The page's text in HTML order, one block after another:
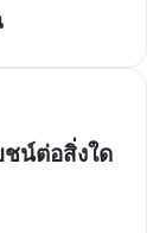
ชน์ต่อสิ่งใด